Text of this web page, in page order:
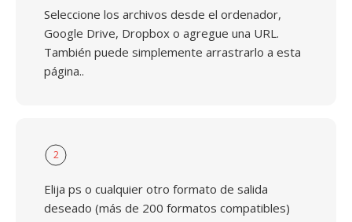
Seleccione los archivos desde el ordenador,
Google Drive, Dropbox o agregue una URL.
También puede simplemente arrastrarlo a esta
página..
2
Elija ps o cualquier otro formato de salida
deseado (más de 200 formatos compatibles)